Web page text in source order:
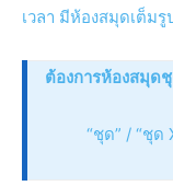
เวลา มีห้องสมุดเต็ม
ต้องการห้องสมุด
“ชุด” / “ชุด